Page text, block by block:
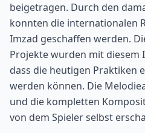
beigetragen. Durch den
konnten die internationalen
Imzad geschaffen werden.
Projekte wurden mit
dass die heutigen Praktiken
werden können. Die
und die kompletten
von dem Spieler selbst